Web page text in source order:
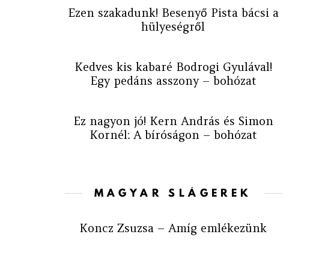
Ezen szakadunk! Besenyő Pista bácsi a
hülyeségről
Kedves kis kabaré Bodrogi Gyulával!
Egy pedáns asszony – bohózat
Ez nagyon jó! Kern András és Simon
Kornél: A bíróságon – bohózat
MAGYAR SLÁGEREK
Koncz Zsuzsa – Amíg emlékezünk